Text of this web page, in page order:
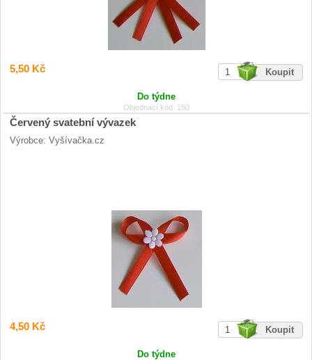
5,50 Kč
Do týdne
Objednací kód: 150
Červený svatební vývazek
Výrobce: Vyšívačka.cz
4,50 Kč
Do týdne